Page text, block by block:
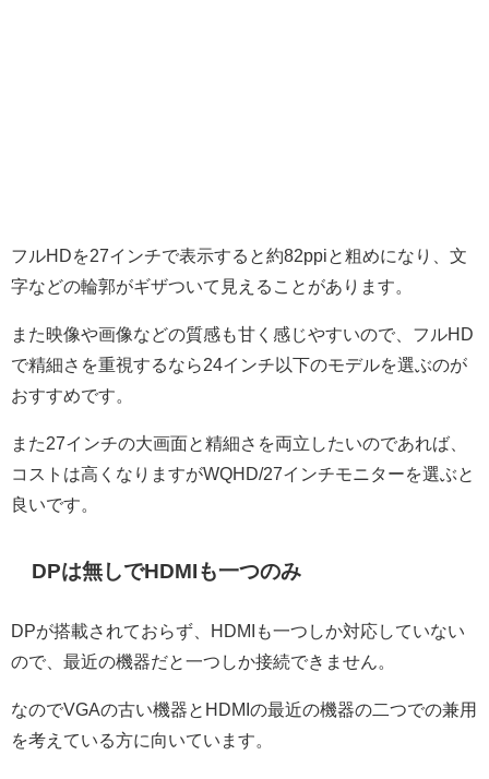
フルHDを27インチで表示すると約82ppiと粗めになり、文
字などの輪郭がギザついて見えることがあります。
また映像や画像などの質感も甘く感じやすいので、フルHD
で精細さを重視するなら24インチ以下のモデルを選ぶのが
おすすめです。
また27インチの大画面と精細さを両立したいのであれば、
コストは高くなりますがWQHD/27インチモニターを選ぶと
良いです。
DPは無しでHDMIも一つのみ
DPが搭載されておらず、HDMIも一つしか対応していない
ので、最近の機器だと一つしか接続できません。
なのでVGAの古い機器とHDMIの最近の機器の二つでの兼用
を考えている方に向いています。